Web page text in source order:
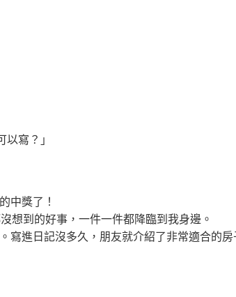
寫？」
中獎了！
想到的好事，一件一件都降臨到我身邊。
進日記沒多久，朋友就介紹了非常適合的